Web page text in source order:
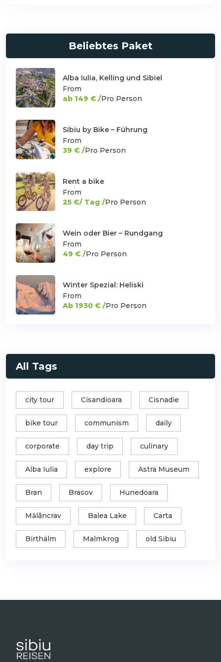
Beliebtes Paket
Alba Iulia, Kelling und Sibiel
From
ab 149 € /Pro Person
Sibiu by Bike – Führung
From
39 € /Pro Person
Rent a bike
From
25 €/ Tag /Pro Person
Wein oder Bier – Rundgang
From
49 € /Pro Person
Winter Spezial: Heliski
From
Ab 1930 € /Pro Person
All Tags
city tour Cisandioara Cisnadie
bike tour communism daily
corporate day trip culinary
Alba Iulia explore Astra Museum
Bran Brasov Hunedoara
Mălâncrav Balea Lake Carta
Birthälm Malmkrog old Sibiu